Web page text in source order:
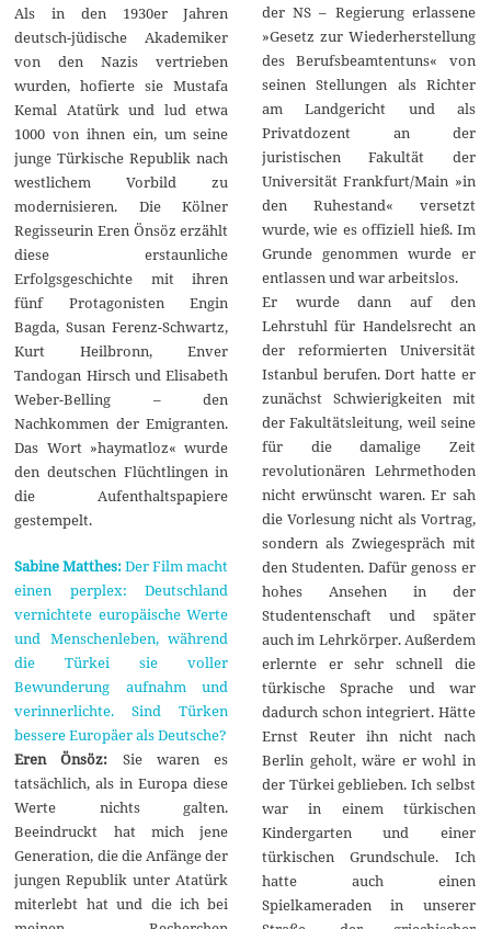
Als in den 1930er Jahren
deutsch-jüdische Akademiker
von den Nazis vertrieben
wurden, hofierte sie Mustafa
Kemal Atatürk und lud etwa
1000 von ihnen ein, um seine
junge Türkische Republik nach
westlichem Vorbild zu
modernisieren. Die Kölner
Regisseurin Eren Önsöz erzählt
diese erstaunliche
Erfolgsgeschichte mit ihren
fünf Protagonisten Engin
Bagda, Susan Ferenz-Schwartz,
Kurt Heilbronn, Enver
Tandogan Hirsch und Elisabeth
Weber-Belling – den
Nachkommen der Emigranten.
Das Wort »haymatloz« wurde
den deutschen Flüchtlingen in
die Aufenthaltspapiere
gestempelt.
Sabine Matthes:Der Film macht
einen perplex: Deutschland
vernichtete europäische Werte
und Menschenleben, während
die Türkei sie voller
Bewunderung aufnahm und
verinnerlichte. Sind Türken
bessere Europäer als Deutsche?
Eren Önsöz: Sie waren es
tatsächlich, als in Europa diese
Werte nichts galten.
Beeindruckt hat mich jene
Generation, die die Anfänge der
jungen Republik unter Atatürk
miterlebt hat und die ich bei
der NS – Regierung erlassene
»Gesetz zur Wiederherstellung
des Berufsbeamtentuns« von
seinen Stellungen als Richter
am Landgericht und als
Privatdozent an der
juristischen Fakultät der
Universität Frankfurt/Main »in
den Ruhestand« versetzt
wurde, wie es offiziell hieß. Im
Grunde genommen wurde er
entlassen und war arbeitslos.
Er wurde dann auf den
Lehrstuhl für Handelsrecht an
der reformierten Universität
Istanbul berufen. Dort hatte er
zunächst Schwierigkeiten mit
der Fakultätsleitung, weil seine
für die damalige Zeit
revolutionären Lehrmethoden
nicht erwünscht waren. Er sah
die Vorlesung nicht als Vortrag,
sondern als Zwiegespräch mit
den Studenten. Dafür genoss er
hohes Ansehen in der
Studentenschaft und später
auch im Lehrkörper. Außerdem
erlernte er sehr schnell die
türkische Sprache und war
dadurch schon integriert. Hätte
Ernst Reuter ihn nicht nach
Berlin geholt, wäre er wohl in
der Türkei geblieben. Ich selbst
war in einem türkischen
Kindergarten und einer
türkischen Grundschule. Ich
hatte auch einen
Spielkameraden in unserer